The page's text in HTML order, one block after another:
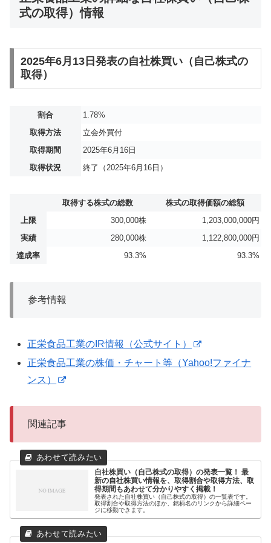
式の取得）情報
2025年6月13日発表の自社株買い（自己株式の
取得）
割合
1.78%
取得方法
立会外買付
取得期間
2025年6月16日
取得状況
終了（2025年6月16日）
取得する株式の総数
株式の取得価額の総額
上限
300,000株
1,203,000,000円
実績
280,000株
1,122,800,000円
達成率
93.3% 93.3%
参考情報
正栄食品工業のIR情報（公式サイト）
正栄食品工業の株価・チャート等（Yahoo!ファイナ
ンス）
関連記事
自社株買い（自己株式の取得）の発表一覧！ 最
新の自社株買い情報を、取得割合や取得方法、取
得期間もあわせて分かりやすく掲載！
発表された自社株買い（自己株式の取得）の一覧表です。
取得割合や取得方法のほか、銘柄名のリンクから詳細ペー
ジに移動できます。